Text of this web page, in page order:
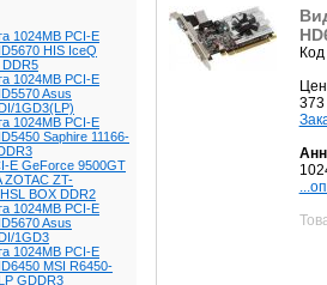
1024MB PCI-E
HIS IceQ
1024MB PCI-E
Asus
1GD3(LP)
1024MB PCI-E
Saphire 11166-
E GeForce 9500GT
ZOTAC ZT-
BOX DDR2
1024MB PCI-E
Asus
1GD3
1024MB PCI-E
MSI R6450-
GDDR3